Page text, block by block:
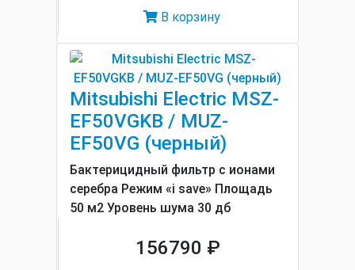
В корзину
Mitsubishi Electric MSZ-
EF50VGKB / MUZ-
EF50VG (черный)
Бактерицидный фильтр с ионами
серебра Режим «i save» Площадь
50 м2 Уровень шума 30 дб
156790 ₽